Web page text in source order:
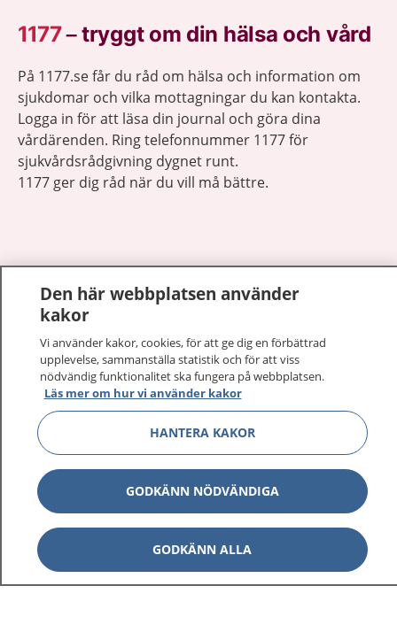
1177–tryggt om din hälsa och vård
På 1177.se får du råd om hälsa och information om
sjukdomar och vilka mottagningar du kan kontakta.
Logga in för att läsa din journal och göra dina
vårdärenden. Ring telefonnummer 1177 för
sjukvårdsrådgivning dygnet runt.
1177 ger dig råd när du vill må bättre.
1177 på flera språk
Om 1177
Kontakt
Behandling av personuppgifter
Hantering av kakor
Inställningar för kakor
Den här webbplatsen använder
kakor
Vi använder kakor, cookies, för att ge dig en förbättrad
upplevelse, sammanställa statistik och för att viss
nödvändig funktionalitet ska fungera på webbplatsen.
Läs mer om hur vi använder kakor
HANTERA KAKOR
GODKÄNN NÖDVÄNDIGA
GODKÄNN ALLA